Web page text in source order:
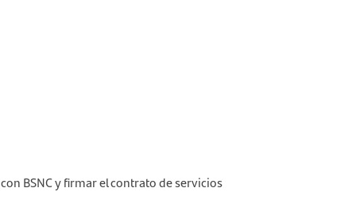
BSNC y firmar el contrato de servicios